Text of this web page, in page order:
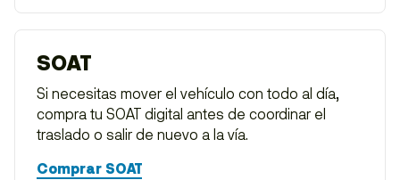
SOAT
Si necesitas mover el vehículo con todo al día,
compra tu SOAT digital antes de coordinar el
traslado o salir de nuevo a la vía.
Comprar SOAT